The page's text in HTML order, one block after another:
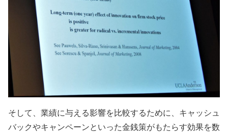
そして、業績に与える影響を比較するために、キャッシュ
バックやキャンペーンといった金銭策がもたらす効果を数